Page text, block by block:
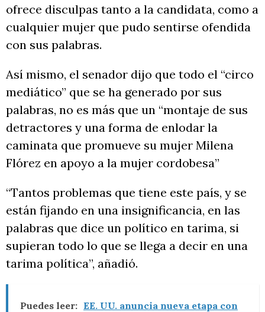
ofrece disculpas tanto a la candidata, como a
cualquier mujer que pudo sentirse ofendida
con sus palabras.
Así mismo, el senador dijo que todo el “circo
mediático” que se ha generado por sus
palabras, no es más que un “montaje de sus
detractores y una forma de enlodar la
caminata que promueve su mujer Milena
Flórez en apoyo a la mujer cordobesa”
“Tantos problemas que tiene este país, y se
están fijando en una insignificancia, en las
palabras que dice un político en tarima, si
supieran todo lo que se llega a decir en una
tarima política”, añadió.
Puedes leer: EE. UU. anuncia nueva etapa con